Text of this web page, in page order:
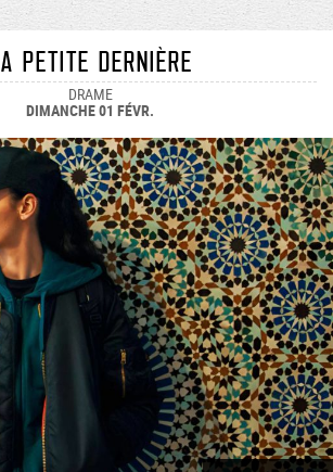
LA PETITE DERNIÈRE
DRAME
DIMANCHE 01 FÉVR.